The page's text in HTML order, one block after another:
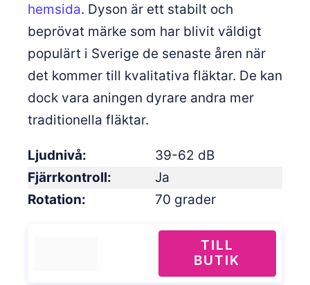
hemsida. Dyson är ett stabilt och
beprövat märke som har blivit väldigt
populärt i Sverige de senaste åren när
det kommer till kvalitativa fläktar. De kan
dock vara aningen dyrare andra mer
traditionella fläktar.
Ljudnivå
39-62 dB
Fjärrkontroll
Ja
Rotation
70 grader
TILL
BUTIK